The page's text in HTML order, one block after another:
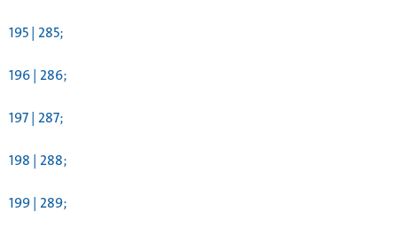
195 | 285;
196 | 286;
197 | 287;
198 | 288;
199 | 289;